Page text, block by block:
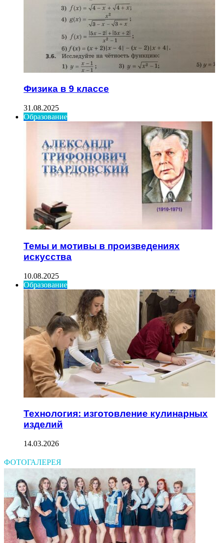
Физика в 9 классе
31.08.2025
Образование
Темы и мотивы в произведениях
искусства
10.08.2025
Образование
Технология: изготовление кулинарных
изделий
14.03.2026
ФОТОГАЛЕРЕЯ